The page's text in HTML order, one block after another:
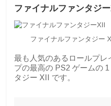
ファイナルファンタジ
ファイナルファンタジー
最も人気のあるロールプレ
プの最高の PS2 ゲームの
タジー XII です。